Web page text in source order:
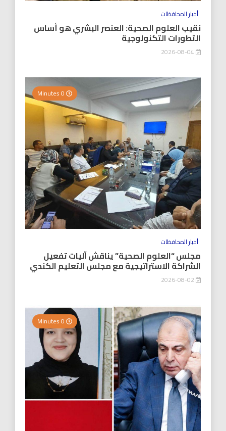
أخبار المحافظات
نقيب العلوم الصحية: العنصر البشري هو أساس
التطورات التكنولوجية
أخبار المحافظات
مجلس “العلوم الصحية” يناقش آليات تفعيل
الشراكة الاستراتيجية مع مجلس التعليم الكندي